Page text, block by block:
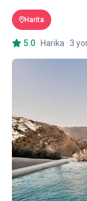
Harita
5.0 · Harika · 3